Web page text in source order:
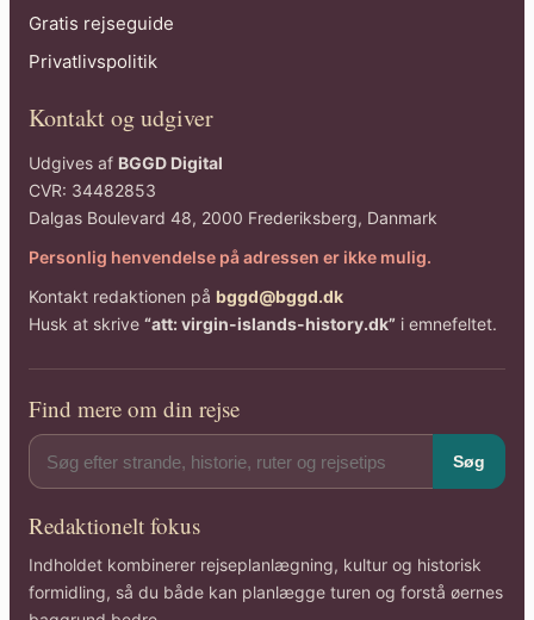
Gratis rejseguide
Privatlivspolitik
Kontakt og udgiver
Udgives af BGGD Digital
CVR: 34482853
Dalgas Boulevard 48, 2000 Frederiksberg, Danmark
Personlig henvendelse på adressen er ikke mulig.
Kontakt redaktionen på bggd@bggd.dk
Husk at skrive “att: virgin-islands-history.dk” i emnefeltet.
Find mere om din rejse
Søg
Redaktionelt fokus
Indholdet kombinerer rejseplanlægning, kultur og historisk
formidling, så du både kan planlægge turen og forstå øernes